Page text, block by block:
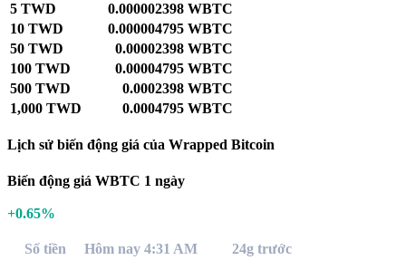
5 TWD
0.000002398 WBTC
10 TWD
0.000004795 WBTC
50 TWD
0.00002398 WBTC
100 TWD
0.00004795 WBTC
500 TWD
0.0002398 WBTC
1,000 TWD
0.0004795 WBTC
Lịch sử biến động giá của Wrapped Bitcoin
Biến động giá WBTC 1 ngày
+0.65%
Số tiền Hôm nay 4:31 AM 24g trước